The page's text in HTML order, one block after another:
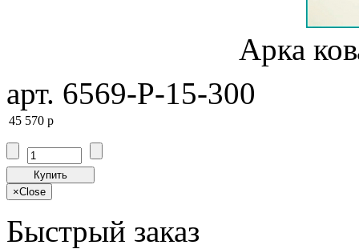
Арка
арт. 6569-P-15-300
45 570 p
Купить
×Close
Быстрый заказ